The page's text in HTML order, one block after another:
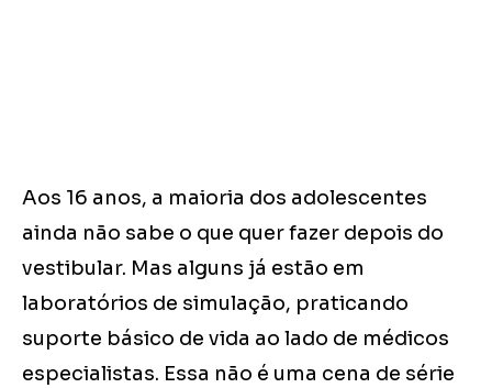
Aos 16 anos, a maioria dos adolescentes
ainda não sabe o que quer fazer depois do
vestibular. Mas alguns já estão em
laboratórios de simulação, praticando
suporte básico de vida ao lado de médicos
especialistas. Essa não é uma cena de série